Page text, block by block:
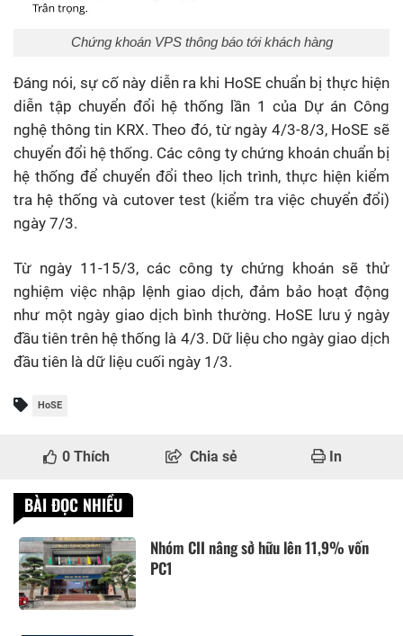
Chứng khoán VPS thông báo tới khách hàng
Đáng nói, sự cố này diễn ra khi HoSE chuẩn bị thực hiện
diễn tập chuyển đổi hệ thống lần 1 của Dự án Công
nghệ thông tin KRX. Theo đó, từ ngày 4/3-8/3, HoSE sẽ
chuyển đổi hệ thống. Các công ty chứng khoán chuẩn bị
hệ thống để chuyển đổi theo lịch trình, thực hiện kiểm
tra hệ thống và cutover test (kiểm tra việc chuyển đổi)
ngày 7/3.
Từ ngày 11-15/3, các công ty chứng khoán sẽ thử
nghiệm việc nhập lệnh giao dịch, đảm bảo hoạt động
như một ngày giao dịch bình thường. HoSE lưu ý ngày
đầu tiên trên hệ thống là 4/3. Dữ liệu cho ngày giao dịch
đầu tiên là dữ liệu cuối ngày 1/3.
HoSE
0 Thích Chia sẻ In
BÀI ĐỌC NHIỀU
Nhóm CII nâng sở hữu lên 11,9% vốn
PC1